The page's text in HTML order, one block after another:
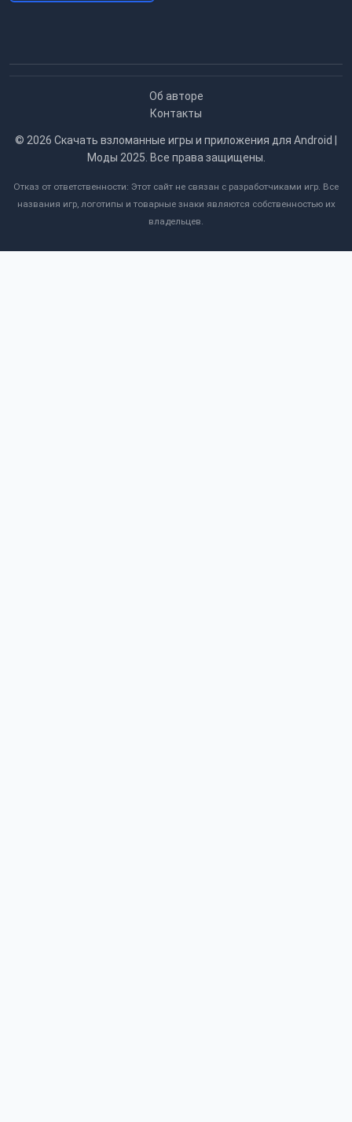
Об авторе
Контакты
© 2026 Скачать взломанные игры и приложения для Android |
Моды 2025. Все права защищены.
Отказ от ответственности: Этот сайт не связан с разработчиками игр. Все
названия игр, логотипы и товарные знаки являются собственностью их
владельцев.